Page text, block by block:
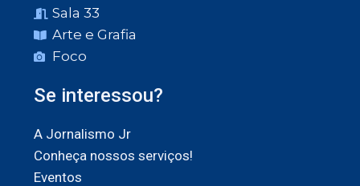
Sala 33
Arte e Grafia
Foco
Se interessou?
A Jornalismo Jr
Conheça nossos serviços!
Eventos